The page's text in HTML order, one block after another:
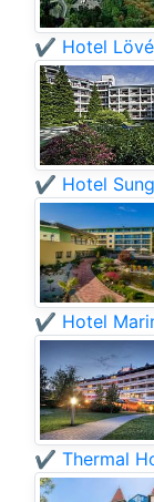
✔️ Hotel
✔️ Hotel
✔️ Hotel
✔️ Thermal